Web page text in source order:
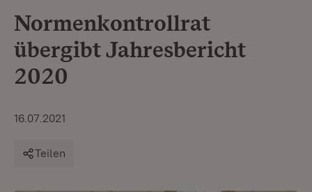
Normenkontrollrat
übergibt Jahresbericht
2020
16.07.2021
Teilen